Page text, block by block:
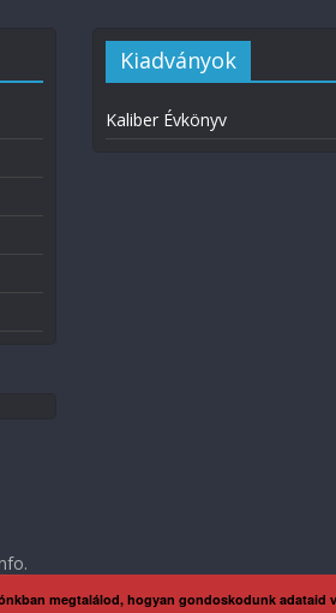
Kiadványok
Kaliber Évkönyv
.
megtalálod, hogyan gondoskodunk